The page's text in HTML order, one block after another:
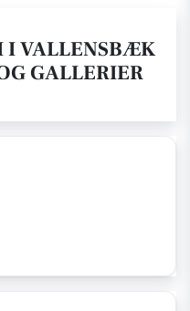
I VALLENSBÆK
GALLERIER